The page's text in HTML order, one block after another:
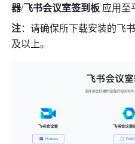
器/飞书会议室签到板 应用至
注：请确保所下载安装的飞
及以上。